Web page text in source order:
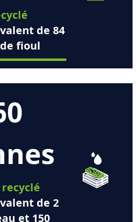
de 84
fioul
de 2
et 150